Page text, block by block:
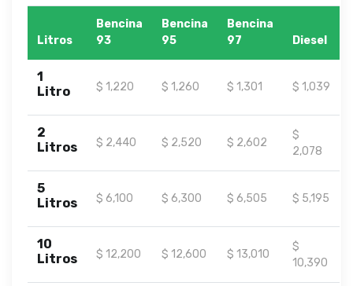
Litros
Bencina
93
Bencina
95
Bencina
97
Diesel
1
Litro
$ 1,220 $ 1,260 $ 1,301 $ 1,039
2
Litros
$ 2,440 $ 2,520 $ 2,602
$
2,078
5
Litros
$ 6,100 $ 6,300 $ 6,505 $ 5,195
10
Litros
$ 12,200 $ 12,600 $ 13,010
$
10,390